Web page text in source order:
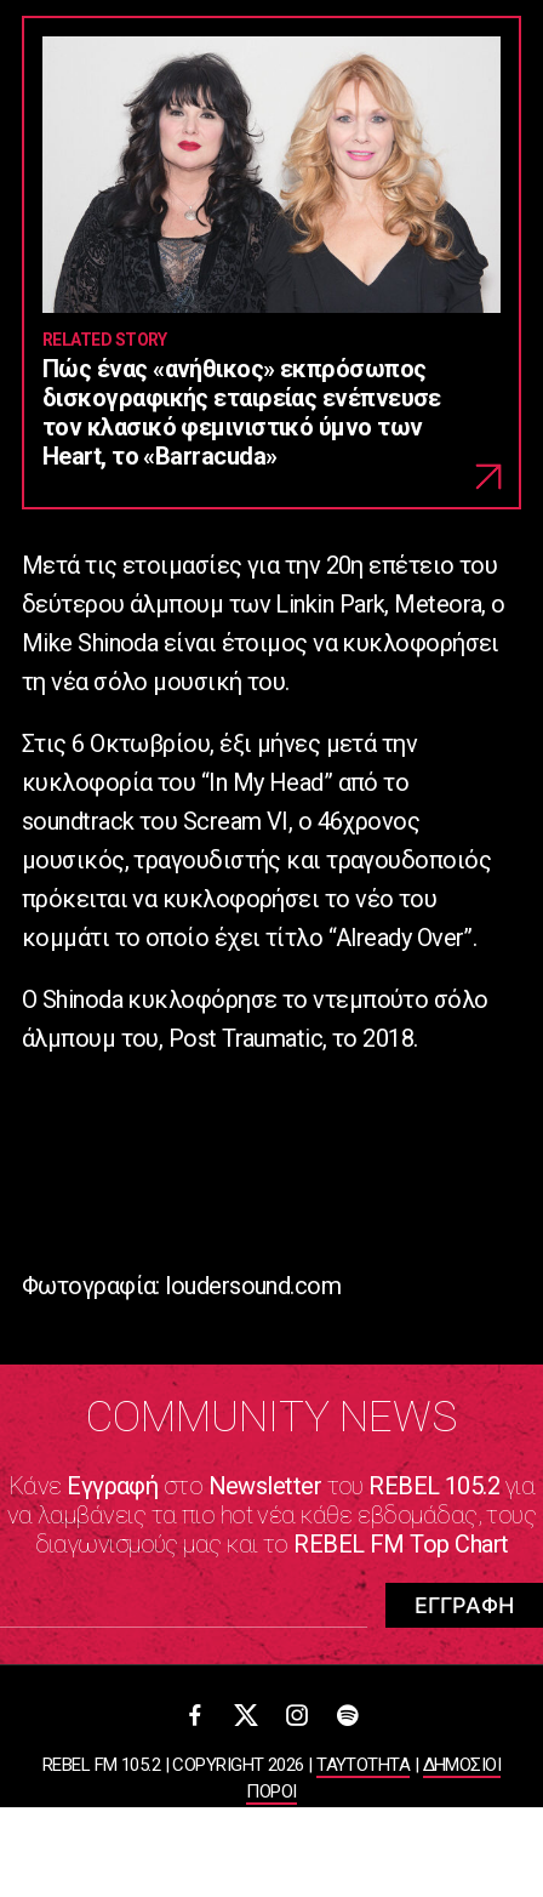
RELATED STORY
Πώς ένας «ανήθικος» εκπρόσωπος
δισκογραφικής εταιρείας ενέπνευσε
τον κλασικό φεμινιστικό ύμνο των
Heart, το «Barracuda»
Μετά τις ετοιμασίες για την 20η επέτειο του
δεύτερου άλμπουμ των Linkin Park, Μeteora, o
Μike Shinoda είναι έτοιμος να κυκλοφορήσει
τη νέα σόλο μουσική του.
Στις 6 Οκτωβρίου, έξι μήνες μετά την
κυκλοφορία του “In My Head” από το
soundtrack του Scream VI, ο 46χρονος
μουσικός, τραγουδιστής και τραγουδοποιός
πρόκειται να κυκλοφορήσει το νέο του
κομμάτι το οποίο έχει τίτλο “Already Over”.
Ο Shinoda κυκλοφόρησε το ντεμπούτο σόλο
άλμπουμ του, Post Traumatic, το 2018.
Φωτογραφία: loudersound.com
COMMUNITY NEWS
Κάνε Εγγραφήστο NewsletterτουREBEL 105.2για
να λαμβάνεις τα πιο hot νέα κάθε εβδομάδας, τους
διαγωνισμούς μας και το REBEL FM Top Chart
REBEL FM 105.2 | COPYRIGHT 2026 |ΤΑΥΤΟΤΗΤΑ|ΔΗΜΟΣΙΟΙ
ΠΟΡΟΙ